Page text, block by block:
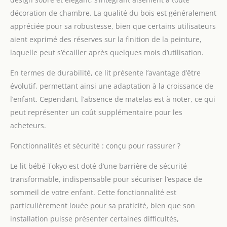
[SÉCURITÉ ET STYLE] -
Ce lits bébé combine
sécurité et élégance
moderne. Fabriqué à
partir de matériaux de
la plus haute qualité, il
garantit stabilité et
durabilité. La finition
soignée et les
capitonnages élégants
soulignent le design
dans toute chambre
d'enfant.
ET SÉCURITÉ] - lit
évolutif fabriqué en pin
de haute qualité allie
robustesse naturelle et
design écologique. La
surface revêtue de
décoration de chambre. La qualité du bois est généralement
appréciée pour sa robustesse, bien que certains utilisateurs
aient exprimé des réserves sur la finition de la peinture,
laquelle peut s’écailler après quelques mois d’utilisation.
En termes de durabilité, ce lit présente l’avantage d’être
évolutif, permettant ainsi une adaptation à la croissance de
l’enfant. Cependant, l’absence de matelas est à noter, ce qui
peut représenter un coût supplémentaire pour les
acheteurs.
Fonctionnalités et sécurité : conçu pour rassurer ?
Le lit bébé Tokyo est doté d’une barrière de sécurité
transformable, indispensable pour sécuriser l’espace de
sommeil de votre enfant. Cette fonctionnalité est
particulièrement louée pour sa praticité, bien que son
installation puisse présenter certaines difficultés,